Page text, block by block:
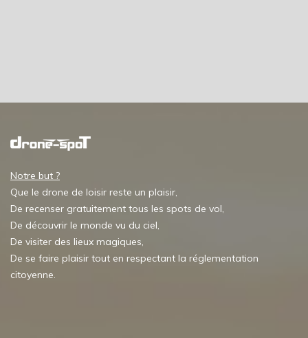
Notre but ?
Que le drone de loisir reste un plaisir,
De recenser gratuitement tous les spots de vol,
De découvrir le monde vu du ciel,
De visiter des lieux magiques,
De se faire plaisir tout en respectant la réglementation
citoyenne.